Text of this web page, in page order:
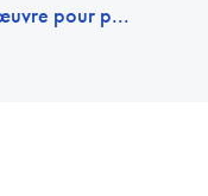
pour p...